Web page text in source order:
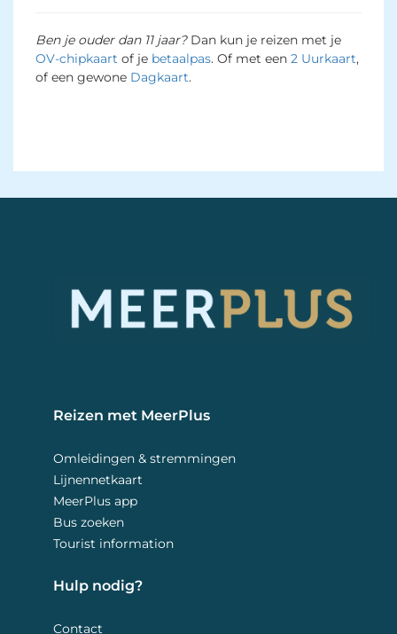
Ben je ouder dan 11 jaar?Dan kun je reizen met je
OV-chipkaart of je betaalpas. Of met een 2 Uurkaart,
of een gewone Dagkaart.
Reizen met MeerPlus
Omleidingen & stremmingen
Lijnennetkaart
MeerPlus app
Bus zoeken
Tourist information
Hulp nodig?
Contact